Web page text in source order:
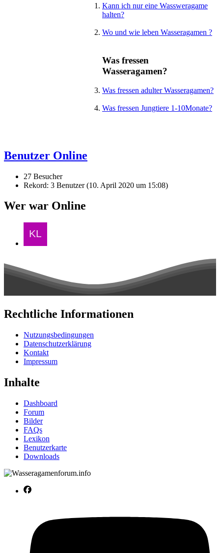
Kann ich nur eine Wassweragame
halten?
Wo und wie leben Wasseragamen ?
Was fressen
Wasseragamen?
Was fressen adulter Wasseragamen?
Was fressen Jungtiere 1-10Monate?
Benutzer Online
27 Besucher
Rekord: 3 Benutzer (10. April 2020 um 15:08)
Wer war Online
Rechtliche Informationen
Nutzungsbedingungen
Datenschutzerklärung
Kontakt
Impressum
Inhalte
Dashboard
Forum
Bilder
FAQs
Lexikon
Benutzerkarte
Downloads